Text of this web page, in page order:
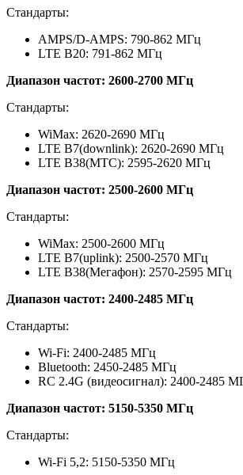
Стандарты:
AMPS/D-AMPS: 790-862 МГц
LTE B20: 791-862 МГц
Диапазон частот: 2600-2700 МГц
Стандарты:
WiMax: 2620-2690 МГц
LTE B7(downlink): 2620-2690 МГц
LTE B38(МТС): 2595-2620 МГц
Диапазон частот: 2500-2600 МГц
Стандарты:
WiMax: 2500-2600 МГц
LTE B7(uplink): 2500-2570 МГц
LTE B38(Мегафон): 2570-2595 МГц
Диапазон частот: 2400-2485 МГц
Стандарты:
Wi-Fi: 2400-2485 МГц
Bluetooth: 2450-2485 МГц
RC 2.4G (видеосигнал): 2400-2485
Диапазон частот: 5150-5350 МГц
Стандарты:
Wi-Fi 5,2: 5150-5350 МГц